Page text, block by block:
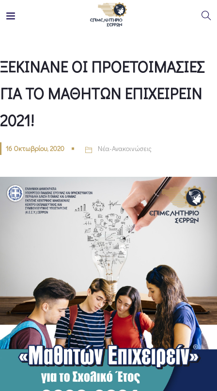
ΞΕΚΙΝΑΝΕ ΟΙ ΠΡΟΕΤΟΙΜΑΣΙΕΣ
ΓΙΑ ΤΟ ΜΑΘΗΤΩΝ ΕΠΙΧΕΙΡΕΙΝ
2021!
16 Οκτωβρίου, 2020 Νέα-Ανακοινώσεις